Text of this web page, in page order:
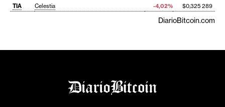
TIA
Celestia -4,02% $0,325 289
DiarioBitcoin.com